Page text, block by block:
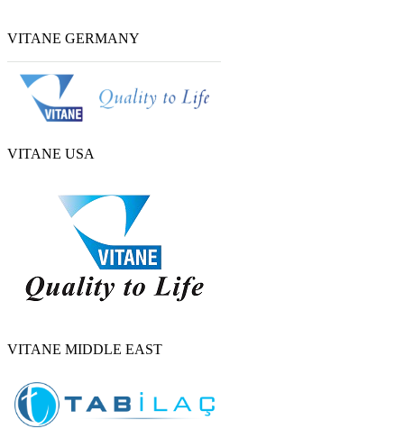
VITANE GERMANY
VITANE USA
VITANE MIDDLE EAST